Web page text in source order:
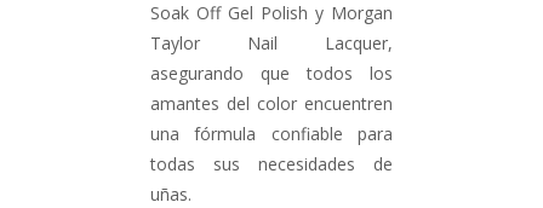
Soak Off Gel Polish y Morgan
Taylor Nail Lacquer,
asegurando que todos los
amantes del color encuentren
una fórmula confiable para
todas sus necesidades de
uñas.